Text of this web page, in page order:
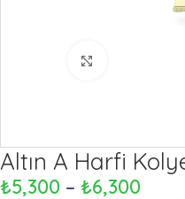
Altın A Harfi
₺5,300 – ₺6,300